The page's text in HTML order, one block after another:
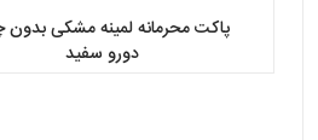
پاکت محرمانه لمینه مشکی بدون
دورو سفید